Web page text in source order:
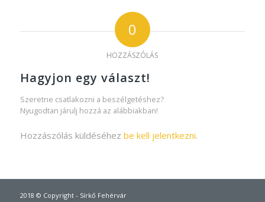
0
HOZZÁSZÓLÁS
Hagyjon egy választ!
Szeretne csatlakozni a beszélgetéshez?
Nyugodtan járulj hozzá az alábbiakban!
Hozzászólás küldéséhez be kell jelentkezni.
2018 © Copyright - Sírkő Fehérvár